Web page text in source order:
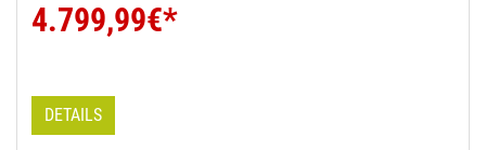
4.799,99€*
DETAILS